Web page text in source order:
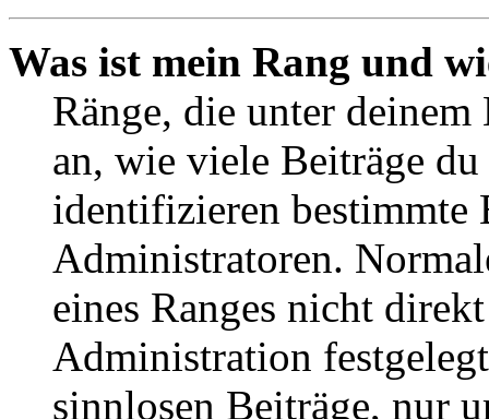
Was ist mein Rang und
Ränge, die unter deinem
an, wie viele Beiträge
identifizieren bestimmte
Administratoren.
eines Ranges nicht
Administration
sinnlosen Beiträge, nur